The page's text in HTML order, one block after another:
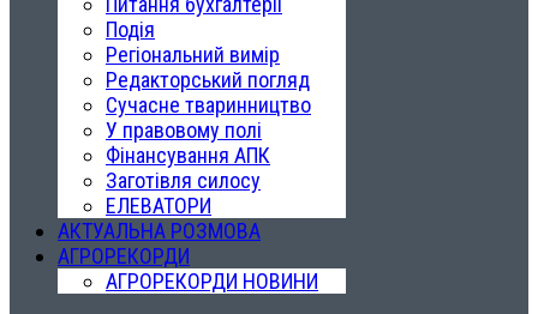
Подія
Регіональний вимір
Редакторський погляд
Сучасне тваринництво
У правовому полі
Фінансування АПК
Заготівля силосу
ЕЛЕВАТОРИ
АКТУАЛЬНА РОЗМОВА
АГРОРЕКОРДИ
АГРОРЕКОРДИ НОВИНИ